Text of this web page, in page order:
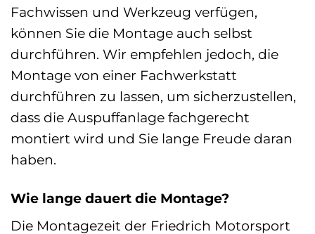
Fachwissen und Werkzeug verfügen,
können Sie die Montage auch selbst
durchführen. Wir empfehlen jedoch, die
Montage von einer Fachwerkstatt
durchführen zu lassen, um sicherzustellen,
dass die Auspuffanlage fachgerecht
montiert wird und Sie lange Freude daran
haben.
Wie lange dauert die Montage?
Die Montagezeit der Friedrich Motorsport